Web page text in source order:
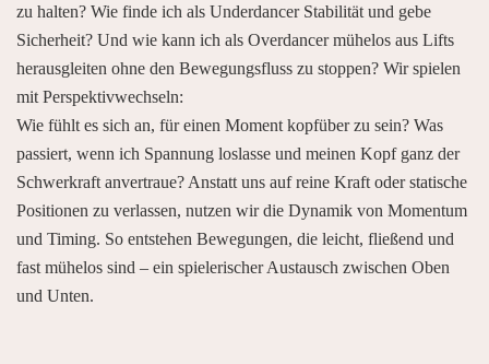
zu halten? Wie finde ich als Underdancer Stabilität und gebe
Sicherheit? Und wie kann ich als Overdancermühelos aus Lifts
herausgleiten ohne den Bewegungsfluss zu stoppen? Wir spielen
mit Perspektivwechseln:
Wie fühlt es sich an, für einen Moment kopfüber zu sein? Was
passiert, wenn ich Spannung loslasse und meinen Kopf ganz der
Schwerkraft anvertraue? Anstatt uns auf reine Kraft oder statische
Positionen zu verlassen, nutzen wir die Dynamik von Momentum
und Timing. So entstehen Bewegungen, die leicht, fließend und
fast mühelos sind – ein spielerischer Austausch zwischen Oben
und Unten.